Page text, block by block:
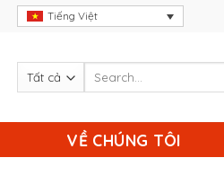
Skip
Tiếng Việt
VỀ CHÚNG TÔI